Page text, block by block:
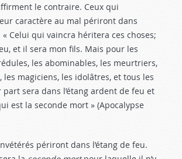
le contraire. Ceux qui
caractère au mal périront dans
« Celui qui vaincra héritera ces choses;
et il sera mon fils. Mais pour les
les abominables, les meurtriers,
les magiciens, les idolâtres, et tous les
sera dans l’étang ardent de feu et
est la seconde mort » (Apocalypse
périront dans l’étang de feu.